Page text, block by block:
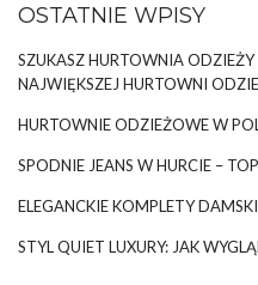
OSTATNIE WPISY
SZUKASZ HURTOWNIA
NAJWIĘKSZEJ HURTOWNI
HURTOWNIE ODZIEŻOWE W
SPODNIE JEANS W HURCIE –
ELEGANCKIE KOMPLETY
STYL QUIET LUXURY: JAK